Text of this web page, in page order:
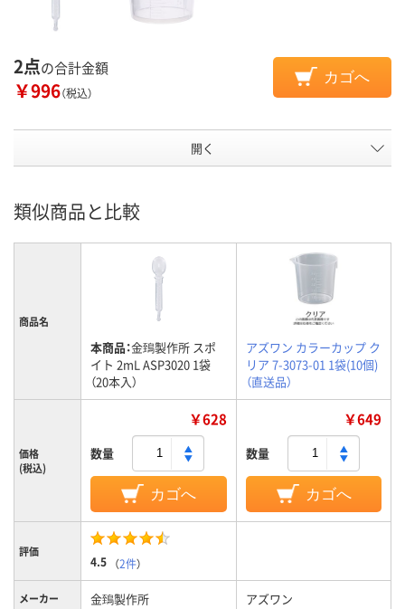
2点の合計金額
￥996（税込）
カゴへ
開く
類似商品と比較
商品名
本商品：金鵄製作所 スポ
イト 2mL ASP3020 1袋
（20本入）
アズワン カラーカップ ク
リア 7-3073-01 1袋(10個)
（直送品）
価格
(税込)
￥628
数量
カゴへ
￥649
数量
カゴへ
評価
4.5 （2件）
メーカー 金鵄製作所 アズワン